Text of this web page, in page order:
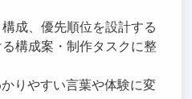
成、優先順位を設計する
構成案・制作タスクに整
りやすい言葉や体験に変